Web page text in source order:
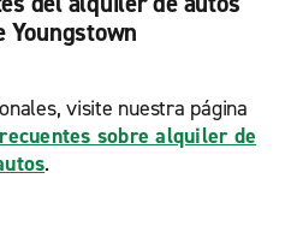
Youngstown
visite nuestra página
sobre alquiler de
.